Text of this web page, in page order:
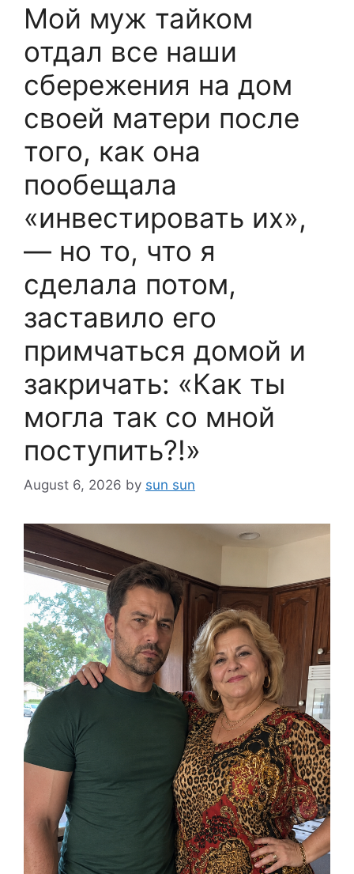
Мой муж тайком
отдал все наши
сбережения на дом
своей матери после
того, как она
пообещала
«инвестировать их»,
— но то, что я
сделала потом,
заставило его
примчаться домой и
закричать: «Как ты
могла так со мной
поступить?!»
August 6, 2026 by sun sun